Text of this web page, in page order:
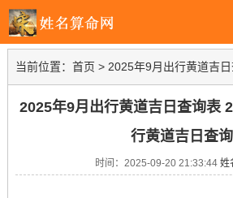
当前位置： 首页 > 2025年9月出行黄道吉日查询表
2025年9月出行黄道吉日查询表
行黄道吉日查询
时间：2025-09-20 21:33:44 姓